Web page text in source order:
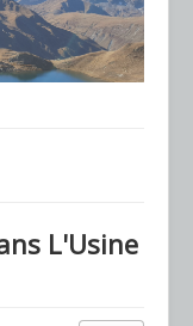
L'Usine